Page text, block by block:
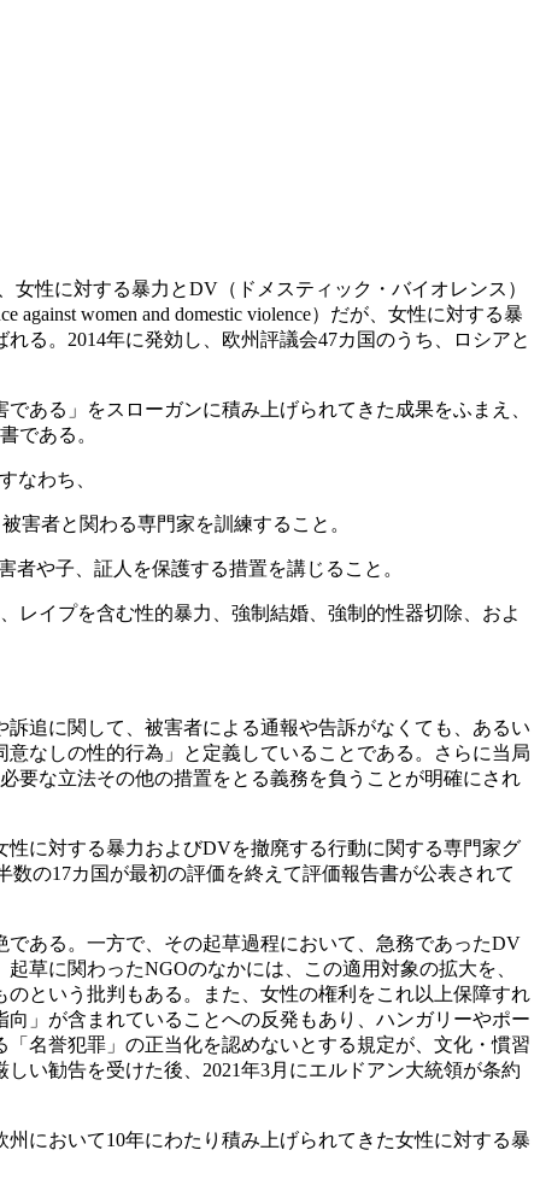
性に対する暴力とDV（ドメスティック・バイオレンス）
women and domestic violence）だが、女性に対する暴
る。2014年に発効し、欧州評議会47カ国のうち、ロシアと
ある」をスローガンに積み上げられてきた成果をふまえ、
である。
なわち、
害者と関わる専門家を訓練すること。
や子、証人を保護する措置を講じること。
レイプを含む性的暴力、強制結婚、強制的性器切除、およ
追に関して、被害者による通報や告訴がなくても、あるい
なしの性的行為」と定義していることである。さらに当局
要な立法その他の措置をとる義務を負うことが明確にされ
に対する暴力およびDVを撤廃する行動に関する専門家グ
の17カ国が最初の評価を終えて評価報告書が公表されて
ある。一方で、その起草過程において、急務であったDV
草に関わったNGOのなかには、この適用対象の拡大を、
という批判もある。また、女性の権利をこれ以上保障すれ
」が含まれていることへの反発もあり、ハンガリーやポー
名誉犯罪」の正当化を認めないとする規定が、文化・慣習
い勧告を受けた後、2021年3月にエルドアン大統領が条約
において10年にわたり積み上げられてきた女性に対する暴